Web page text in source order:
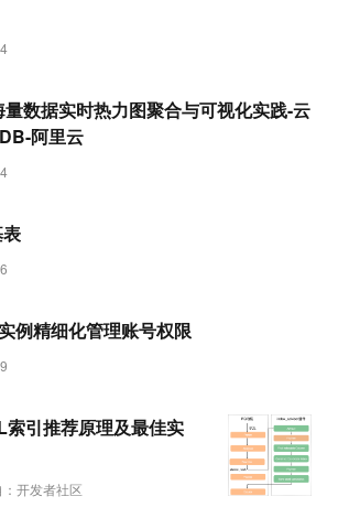
数据实时热力图聚合与可视化实践-云
阿里云
例精细化管理账号权限
开发者社区
引推荐原理及最佳实